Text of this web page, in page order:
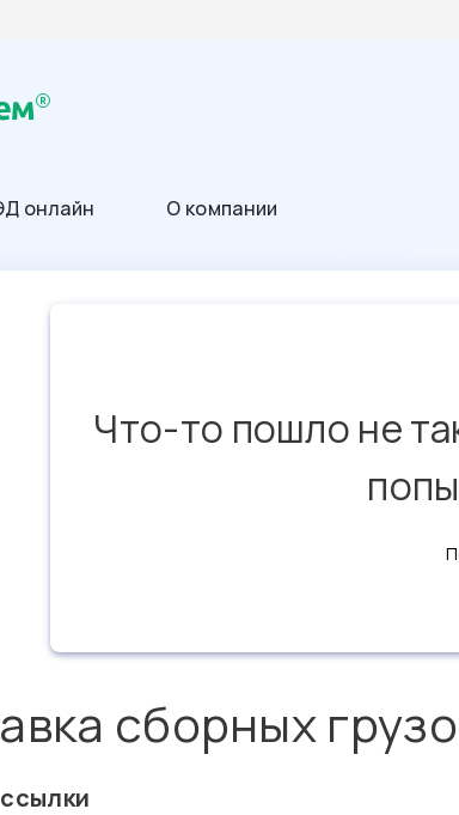
онлайн О компании
Что-то пошло не
сборных